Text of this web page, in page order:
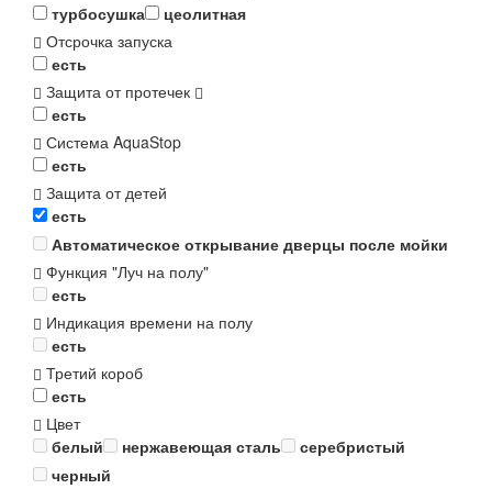
турбосушка
цеолитная
Отсрочка запуска
есть
Защита от протечек
есть
Система AquaStop
есть
Защита от детей
есть
Автоматическое открывание дверцы после мойки
Функция "Луч на полу"
есть
Индикация времени на полу
есть
Третий короб
есть
Цвет
белый
нержавеющая сталь
серебристый
черный